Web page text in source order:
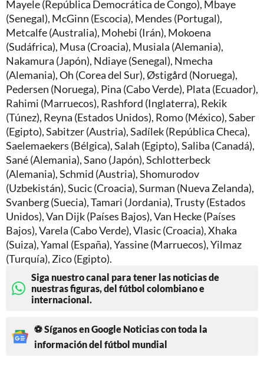
Mayele (República Democrática de Congo), Mbaye
(Senegal), McGinn (Escocia), Mendes (Portugal),
Metcalfe (Australia), Mohebi (Irán), Mokoena
(Sudáfrica), Musa (Croacia), Musiala (Alemania),
Nakamura (Japón), Ndiaye (Senegal), Nmecha
(Alemania), Oh (Corea del Sur), Østigård (Noruega),
Pedersen (Noruega), Pina (Cabo Verde), Plata (Ecuador),
Rahimi (Marruecos), Rashford (Inglaterra), Rekik
(Túnez), Reyna (Estados Unidos), Romo (México), Saber
(Egipto), Sabitzer (Austria), Sadílek (República Checa),
Saelemaekers (Bélgica), Salah (Egipto), Saliba (Canadá),
Sané (Alemania), Sano (Japón), Schlotterbeck
(Alemania), Schmid (Austria), Shomurodov
(Uzbekistán), Sucic (Croacia), Surman (Nueva Zelanda),
Svanberg (Suecia), Tamari (Jordania), Trusty (Estados
Unidos), Van Dijk (Países Bajos), Van Hecke (Países
Bajos), Varela (Cabo Verde), Vlasic (Croacia), Xhaka
(Suiza), Yamal (España), Yassine (Marruecos), Yilmaz
(Turquía), Zico (Egipto).
Siga nuestro canal para tener las noticias de
nuestras figuras, del fútbol colombiano e
internacional.
⚽ Síganos en Google Noticias con toda la
información del fútbol mundial